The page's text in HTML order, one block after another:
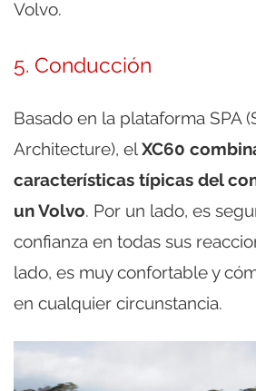
Volvo.
5. Conducción
Basado en la plataforma SPA
Architecture), elXC60
características típicas del
un Volvo. Por un lado, es
confianza en todas sus
lado, es muy confortable y
en cualquier circunstancia.